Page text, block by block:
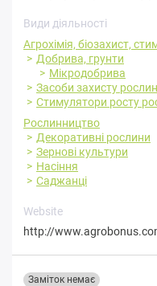
Види діяльності
Агрохімія, біозахист,
Добрива, грунти
Мікродобрива
Засоби захисту рослин
Стимулятори росту
Рослинництво
Декоративні рослини
Зернові культури
Насіння
Саджанці
Website
http://
Заміток немає